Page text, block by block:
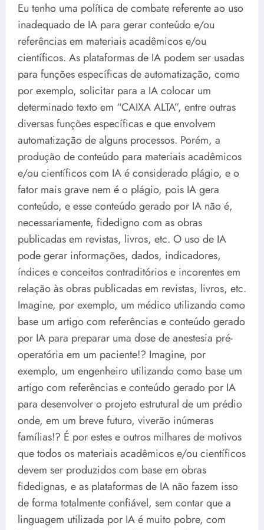
Eu tenho uma política de combate referente ao uso
inadequado de IA para gerar conteúdo e/ou
referências em materiais acadêmicos e/ou
científicos. As plataformas de IA podem ser usadas
para funções específicas de automatização, como
por exemplo, solicitar para a IA colocar um
determinado texto em “CAIXA ALTA”, entre outras
diversas funções específicas e que envolvem
automatização de alguns processos. Porém, a
produção de conteúdo para materiais acadêmicos
e/ou científicos com IA é considerado plágio, e o
fator mais grave nem é o plágio, pois IA gera
conteúdo, e esse conteúdo gerado por IA não é,
necessariamente, fidedigno com as obras
publicadas em revistas, livros, etc. O uso de IA
pode gerar informações, dados, indicadores,
índices e conceitos contraditórios e incorentes em
relação às obras publicadas em revistas, livros, etc.
Imagine, por exemplo, um médico utilizando como
base um artigo com referências e conteúdo gerado
por IA para preparar uma dose de anestesia pré-
operatória em um paciente!? Imagine, por
exemplo, um engenheiro utilizando como base um
artigo com referências e conteúdo gerado por IA
para desenvolver o projeto estrutural de um prédio
onde, em um breve futuro, viverão inúmeras
famílias!? É por estes e outros milhares de motivos
que todos os materiais acadêmicos e/ou científicos
devem ser produzidos com base em obras
fidedignas, e as plataformas de IA não fazem isso
de forma totalmente confiável, sem contar que a
linguagem utilizada por IA é muito pobre, com